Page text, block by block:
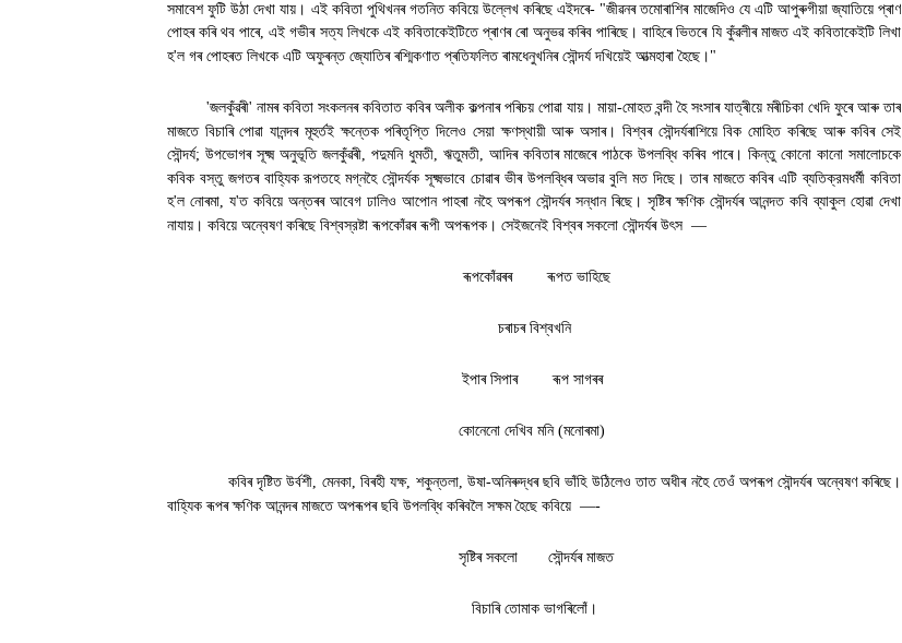
সমাবেশ ফুটি উঠা দেখা যায়। এই কবিতা পুথিখনৰ গতনিত কবিয়ে উল্লেখ কৰিছে এইদৰে- "জীৱনৰ তমোৰাশিৰ মাজেদিও যে এটি আপুৰুগীয়া জ্যাতিয়ে প্ৰাণ
পোহৰ কৰি থব পাৰে,এই গভীৰ সত্য লিখকে এই কবিতাকেইটিতে প্ৰাণৰ ৰো অনুভৱ কৰিব পাৰিছে। বাহিৰে ভিতৰে যি কুঁৱলীৰ মাজত এই কবিতাকেইটি লিখা
হ'ল গৰ পোহৰত লিখকে এটি অফুৰন্ত জ্যোতিৰ ৰশ্মিকণাত প্ৰতিফলিত ৰামধেনুখনিৰ সৌন্দৰ্য দখিয়েই আত্মহাৰা হৈছে।"
'জলকুঁৱৰী' নামৰ কবিতা সংকলনৰ কবিতাত কবিৰ অলীক কল্পনাৰ পৰিচয় পোৱা যায়। মায়া-মোহত বন্দী হৈ সংসাৰ যাত্ৰীয়ে মৰীচিকা খেদি ফুৰে আৰু তাৰ
মাজতে বিচাৰি পোৱা যানন্দৰ মূহুৰ্তই ক্ষন্তেক পৰিতৃপ্তি দিলেও সেয়া ক্ষণস্থায়ী আৰু অসাৰ। বিশ্বৰ সৌন্দৰ্যৰাশিয়ে বিক মোহিত কৰিছে আৰু কবিৰ সেই
সৌন্দর্য; উপভোগৰ সূক্ষ্ম অনুভূতি জলকুঁৱৰী, পদুমনি ধুমতী, ঋতুমতী, আদিৰ কবিতাৰ মাজেৰে পাঠকে উপলব্ধি কৰিব পাৰে। কিন্তু কোনো কানো সমালোচকে
কবিক বস্তু জগতৰ বাহ্যিক রূপতহে মগ্নহৈ সৌন্দর্যক সূক্ষ্মভাবে চোৱাৰ ভীৰ উপলব্ধিৰ অভাৱ বুলি মত দিছে। তাৰ মাজতে কবিৰ এটি ব্যতিক্রমধর্মী কবিতা
হ'ল নোৰমা, য'ত কবিয়ে অন্তৰৰ আবেগ ঢালিও আপোন পাহৰা নহৈ অপৰূপ সৌন্দৰ্যৰ সন্ধান ৰিছে। সৃষ্টিৰ ক্ষণিক সৌন্দৰ্যৰ আনন্দত কবি ব্যাকুল হোৱা দেখা
নাযায়। কবিয়ে অন্বেষণ কৰিছে বিশ্বস্রষ্টা ৰূপকোঁৱৰ ৰূপী অপৰূপক। সেইজনেই বিশ্বৰ সকলো সৌন্দৰ্যৰ উৎস —
ৰূপকোঁৱৰৰ ৰূপত ভাহিছে
চৰাচৰ বিশ্বখনি
ইপাৰ সিপাৰ ৰূপ সাগৰৰ
কোনেনো দেখিব মনি (মনোৰমা)
কবিৰ দৃষ্টিত উর্বশী, মেনকা, বিৰহী যক্ষ, শকুন্তলা, উষা-অনিৰুদ্ধৰ ছবি ভাঁহি উঠিলেও তাত অধীৰ নহৈ তেওঁ অপৰূপ সৌন্দৰ্যৰ অন্বেষণ কৰিছে।
বাহ্যিক ৰূপৰ ক্ষণিক আনন্দৰ মাজতে অপৰূপৰ ছবি উপলব্ধি কৰিবলৈ সক্ষম হৈছে কবিয়ে —-
সৃষ্টিৰ সকলো সৌন্দৰ্যৰ মাজত
বিচাৰি তোমাক ভাগৰিলোঁ।